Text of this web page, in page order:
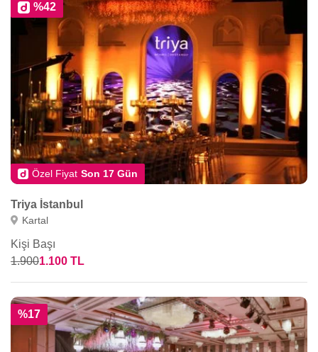
%42
Özel Fiyat Son 17 Gün
Triya İstanbul
Kartal
Kişi Başı
1.9001.100 TL
%17